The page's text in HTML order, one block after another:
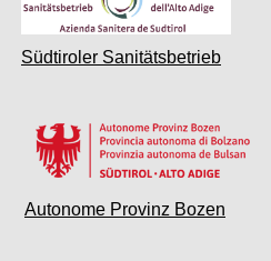
Südtiroler Sanitätsbetrieb
Autonome Provinz Bozen